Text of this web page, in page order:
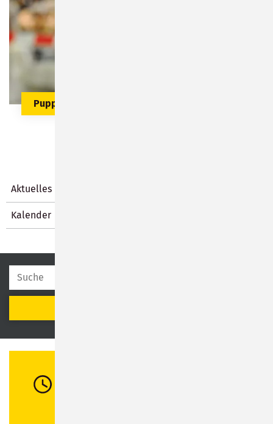
Puppenfestival Neustadt und Sonneberg
Aktuelles
Kalender